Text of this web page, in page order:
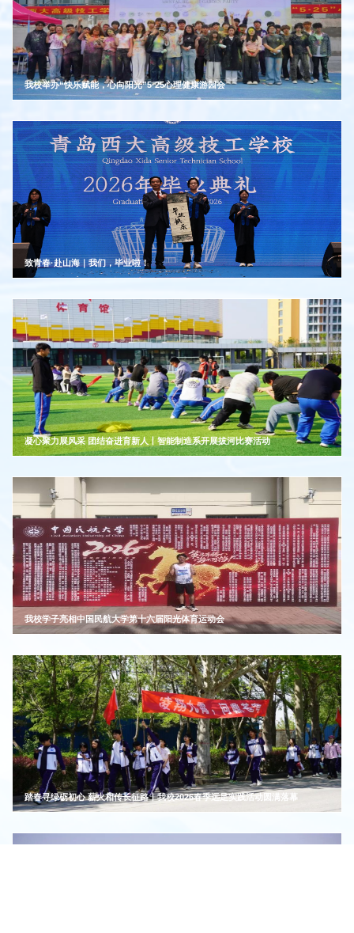
我校举办“快乐赋能，心向阳光”5·25心理健康游园会
致青春·赴山海｜我们，毕业啦！
凝心聚力展风采 团结奋进育新人丨智能制造系开展拔河比赛活动
我校学子亮相中国民航大学第十六届阳光体育运动会
踏春寻绿砺初心 薪火相传长征路丨我校2026春季远足实践活动圆满落幕